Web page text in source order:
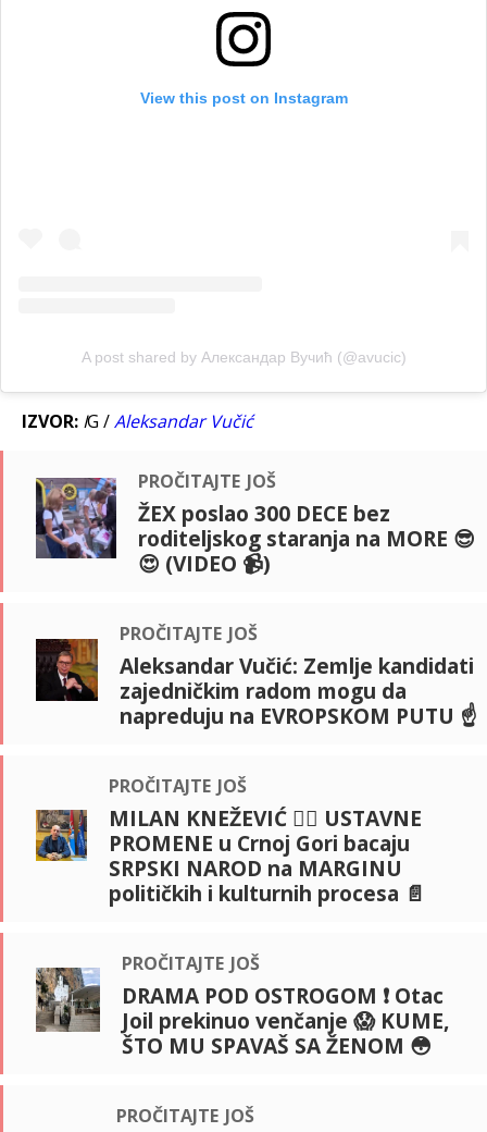
View this post on Instagram
A post shared by Александар Вучић (@avucic)
IZVOR: IG /Aleksandar Vučić
pročitajte još
ŽEX poslao 300 DECE bez
roditeljskog staranja na MORE 😎
😍 (VIDEO 📹)
pročitajte još
Aleksandar Vučić: Zemlje kandidati
zajedničkim radom mogu da
napreduju na EVROPSKOM PUTU ☝️
pročitajte još
MILAN KNEŽEVIĆ ☝🏻 USTAVNE
PROMENE u Crnoj Gori bacaju
SRPSKI NAROD na MARGINU
političkih i kulturnih procesa 📄
pročitajte još
DRAMA POD OSTROGOM ❗ Otac
Joil prekinuo venčanje 😱 KUME,
ŠTO MU SPAVAŠ SA ŽENOM 😳
pročitajte još